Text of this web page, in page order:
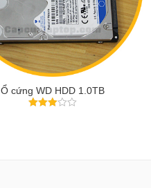
Ổ cứng WD HDD 1.0TB